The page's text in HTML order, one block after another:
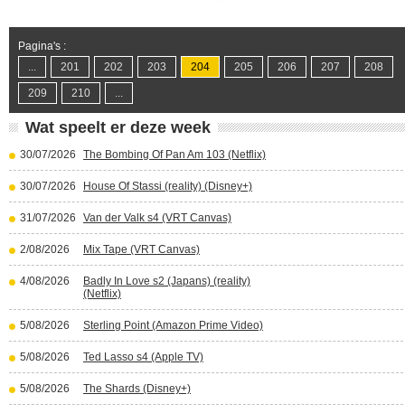
Pagina's :
...
201 202 203 204 205 206 207 208
209 210 ...
Wat speelt er deze week
30/07/2026 The Bombing Of Pan Am 103 (Netflix)
30/07/2026 House Of Stassi (reality) (Disney+)
31/07/2026 Van der Valk s4 (VRT Canvas)
2/08/2026 Mix Tape (VRT Canvas)
4/08/2026
Badly In Love s2 (Japans) (reality)
(Netflix)
5/08/2026 Sterling Point (Amazon Prime Video)
5/08/2026 Ted Lasso s4 (Apple TV)
5/08/2026 The Shards (Disney+)